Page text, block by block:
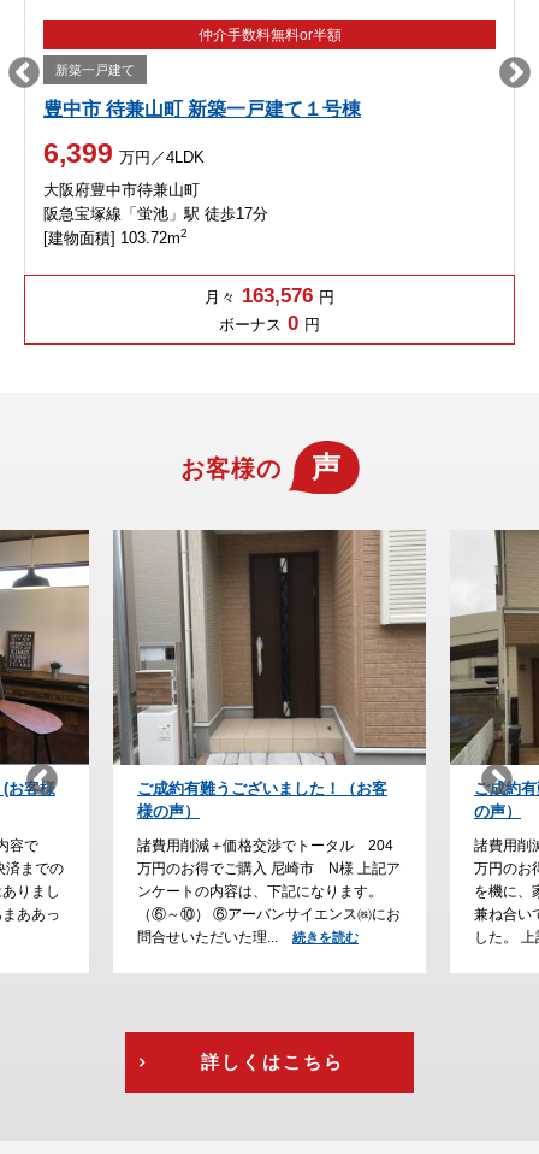
仲介手数料無料or半額
新築一戸建て
豊中市 待兼山町 新築一戸建て１号棟
6,399 万円／4LDK
大阪府豊中市待兼山町
阪急宝塚線「蛍池」駅 徒歩17分
[建物面積] 103.72m2
月々 163,576 円
ボーナス 0 円
お客様の 声
（お客
ル 204
上記ア
す。
㈱にお
ご成約有難うございました！(お客様
の声）
諸費用削減＋価格交渉でトータル 230
万円のお得でご購入 川西市 H様 ご結婚
を機に、家探しをスタートして、通勤の
兼ね合いで立地条件にこだわって探しま
した。 上記アン... 続きを読む
納得の
た。
諸費用削
でご購入
大阪で家
が、通勤
えて、
詳しくはこちら